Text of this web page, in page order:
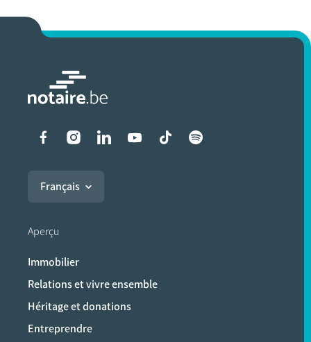
Liens vers les réseaux
Français
Aperçu
Immobilier
Relations et vivre ensemble
Héritage et donations
Entreprendre